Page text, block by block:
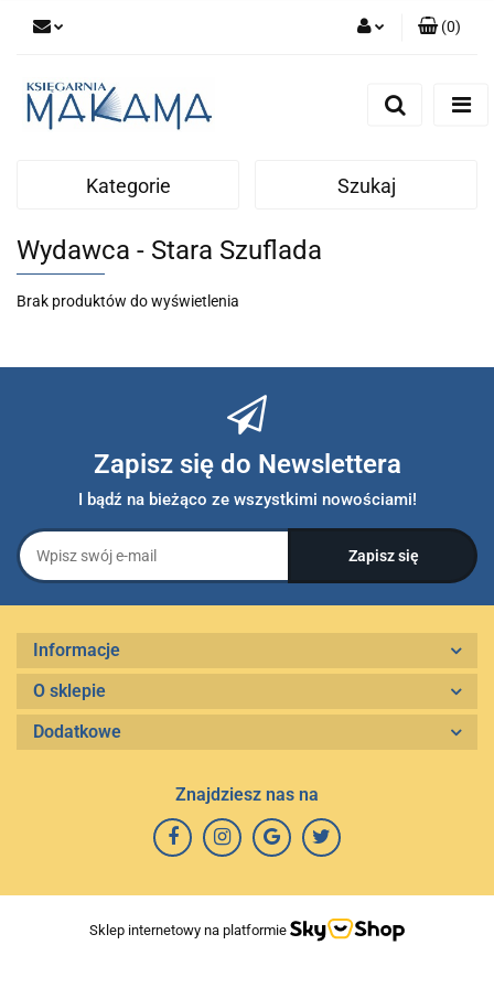
(0)
Kategorie Szukaj
Wydawca - Stara Szuflada
Brak produktów do wyświetlenia
Zapisz się do Newslettera
I bądź na bieżąco ze wszystkimi nowościami!
Informacje
O sklepie
Dodatkowe
Znajdziesz nas na
Sklep internetowy na platformie